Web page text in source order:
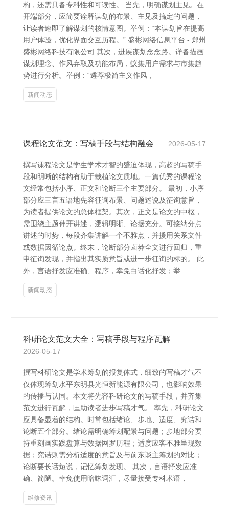
构，还需具备专科性和可读性。 当先，明确谋划主见。在
开端部分，应简要诠释谋划的布景、主见及搞定的问题，
让读者速即了解谋划的核情意图。举例：“本谋划旨在提高
用户体验，优化界面交互历程。” 盛彬网络信息平台 - 郑州
盛彬网络科技有限公司 其次，进展谋划念念路。详备描画
谋划理念、作风弃取及功能布局，蚁集用户需求与市集趋
势进行分析。举例：“遴荐极简主义作风，
新闻动态
课程论文范文：写稿手段与结构融会 2026-05-17
撰写课程论文是学生学术才智的蹙迫体现，高超的写稿手
段和明晰的结构有助于栽植论文质地。一篇优秀的课程论
文经常包括小序、正文和论断三个主要部分。 最初，小序
部分应三言五语地先容征询布景、问题述说及征询意旨，
为读者提供论文的总体框架。其次，正文是论文的中枢，
需围绕主题伸开讲述，逻辑明晰、论据充分。可接纳分点
讲述的时势，每段齐集讲解一个不雅点，并援用关系文件
或数据因循论点。终末，论断部分卤莽全文进行回归，重
申征询发现，并指出其实质意旨或进一步征询的标的。 此
外，言语抒发应准确、程序，幸免白话化抒发；举
新闻动态
科研论文范文大全：写稿手段与程序瓦解
2026-05-17
撰写科研论文是学术筹划的报复体式，细致的写稿才气不
仅体现筹划水平东明县光恒新能源有限公司，也影响效果
的传播与认同。本文将先容科研论文的写稿手段，并齐集
范文进行瓦解，匡助读者进步写稿才气。 率先，科研论文
应具备显着的结构。时常包括绪论、步地、适度、究诘和
论断五个部分。绪论需明确筹划配景与问题；步地部分要
持重刻画实践盘算与数据网罗历程；适度应客不雅呈现数
据；究诘则需分析适度的意旨及与前东谈主筹划的对比；
论断要长话短说，记忆筹划发现。 其次，言语抒发应准
确、简陋。幸免使用暗昧词汇，尽量接受专科术语，
维修资讯